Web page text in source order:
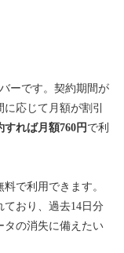
ーです。契約期間が
応じて月額が割引
すれば月額760円 で利
で利用できます。
ており、過去14日分
タの消失に備えたい